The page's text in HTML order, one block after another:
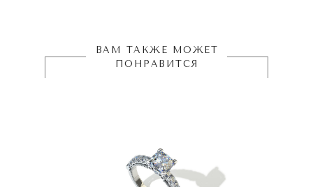
ВАМ ТАКЖЕ МОЖЕТ
ПОНРАВИТСЯ